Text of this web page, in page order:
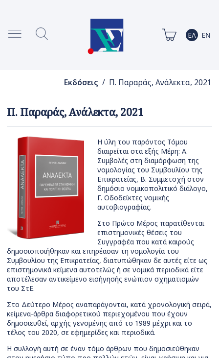
Εκδόσεις / Π. Παραράς, Ανάλεκτα, 2021
Π. Παραράς, Ανάλεκτα, 2021
Η ύλη του παρόντος Τόμου
διαιρείται στα εξής Μέρη: Α.
Συμβολές στη διαμόρφωση της
νομολογίας του Συμβουλίου της
Επικρατείας, Β. Συμμετοχή στον
δημόσιο νομικοπολιτικό διάλογο,
Γ. Οδοδείκτες νομικής
αυτοβιογραφίας.
Στο Πρώτο Μέρος παρατίθενται
επιστημονικές θέσεις του
Συγγραφέα που κατά καιρούς
δημοσιοποιήθηκαν και επηρέασαν τη νομολογία του
Συμβουλίου της Επικρατείας, διατυπώθηκαν δε αυτές είτε ως
επιστημονικά κείμενα αυτοτελώς ή σε νομικά περιοδικά είτε
αποτέλεσαν αντικείμενο εισήγησής ενώπιον σχηματισμών
του ΣτΕ.
Στο Δεύτερο Μέρος αναπαράγονται, κατά χρονολογική σειρά,
κείμενα-άρθρα διαφορετικού περιεχομένου που έχουν
δημοσιευθεί, αρχής γενομένης από το 1989 μέχρι και το
τέλος του 2020, σε εφημερίδες και περιοδικά.
Η συλλογή αυτή σε έναν τόμο άρθρων που δημοσιεύθηκαν